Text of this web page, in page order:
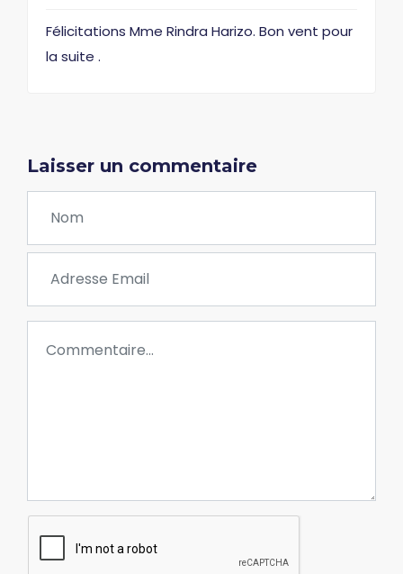
Félicitations Mme Rindra Harizo. Bon vent pour
la suite .
Laisser un commentaire